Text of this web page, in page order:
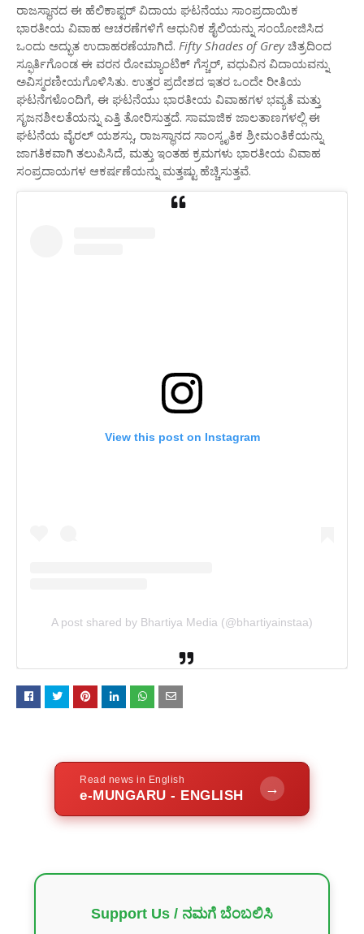
ರಾಜಸ್ಥಾನದ ಈ ಹೆಲಿಕಾಪ್ಟರ್ ವಿದಾಯ ಘಟನೆಯು ಸಾಂಪ್ರದಾಯಿಕ
ಭಾರತೀಯ ವಿವಾಹ ಆಚರಣೆಗಳಿಗೆ ಆಧುನಿಕ ಶೈಲಿಯನ್ನು ಸಂಯೋಜಿಸಿದ
ಒಂದು ಅದ್ಭುತ ಉದಾಹರಣೆಯಾಗಿದೆ. Fifty Shades of Greyಚಿತ್ರದಿಂದ
ಸ್ಫೂರ್ತಿಗೊಂಡ ಈ ವರನ ರೋಮ್ಯಾಂಟಿಕ್ ಗೆಸ್ಚರ್, ವಧುವಿನ ವಿದಾಯವನ್ನು
ಅವಿಸ್ಮರಣೀಯಗೊಳಿಸಿತು. ಉತ್ತರ ಪ್ರದೇಶದ ಇತರ ಒಂದೇ ರೀತಿಯ
ಘಟನೆಗಳೊಂದಿಗೆ, ಈ ಘಟನೆಯು ಭಾರತೀಯ ವಿವಾಹಗಳ ಭವ್ಯತೆ ಮತ್ತು
ಸೃಜನಶೀಲತೆಯನ್ನು ಎತ್ತಿ ತೋರಿಸುತ್ತದೆ. ಸಾಮಾಜಿಕ ಜಾಲತಾಣಗಳಲ್ಲಿ ಈ
ಘಟನೆಯ ವೈರಲ್ ಯಶಸ್ಸು, ರಾಜಸ್ಥಾನದ ಸಾಂಸ್ಕೃತಿಕ ಶ್ರೀಮಂತಿಕೆಯನ್ನು
ಜಾಗತಿಕವಾಗಿ ತಲುಪಿಸಿದೆ, ಮತ್ತು ಇಂತಹ ಕ್ರಮಗಳು ಭಾರತೀಯ ವಿವಾಹ
ಸಂಪ್ರದಾಯಗಳ ಆಕರ್ಷಣೆಯನ್ನು ಮತ್ತಷ್ಟು ಹೆಚ್ಚಿಸುತ್ತವೆ.
View this post on Instagram
A post shared by Bhartiya Media (@bhartiyainstaa)
Read news in English
e-MUNGARU - ENGLISH →
Support Us / ನಮಗೆ ಬೆಂಬಲಿಸಿ